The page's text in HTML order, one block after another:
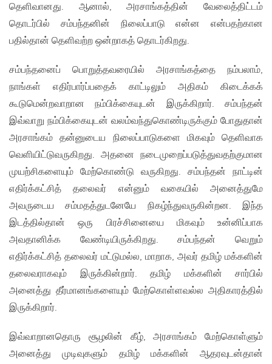
தெளிவானது. ஆனால், அரசாங்கத்தின் வேலைத்திட்டம்
தொடர்பில் சம்பந்தனின் நிலைப்பாடு என்ன என்பதற்கான
பதில்தான் தெளிவற்ற ஒன்றாகத் தொடர்கிறது.
சம்பந்தனைப் பொறுத்தவரையில் அரசாங்கத்தை நம்பலாம்,
நாங்கள் எதிர்பார்ப்பதைக் காட்டிலும் அதிகம் கிடைக்கக்
கூடுமென்றவாறான நம்பிக்கையுடன் இருக்கிறார். சம்பந்தன்
இவ்வாறு நம்பிக்கையுடன் வலம்வந்துகொண்டிருக்கும் போதுதான்
அரசாங்கம் தன்னுடைய நிலைப்பாடுகளை மிகவும் தெளிவாக
வெளியிட்டுவருகிறது. அதனை நடைமுறைப்படுத்துவதற்குமான
முயற்சிகளையும் மேற்கொண்டு வருகிறது. சம்பந்தன் நாட்டின்
எதிர்க்கட்சித் தலைவர் என்னும் வகையில் அனைத்துமே
அவருடைய சம்மதத்துடனேயே நிகழ்ந்துவருகின்றன. இந்த
இடத்தில்தான் ஒரு பிரச்சினையை மிகவும் உன்னிப்பாக
அவதானிக்க வேண்டியிருக்கிறது. சம்பந்தன் வெறும்
எதிர்க்கட்சித் தலைவர் மட்டுமல்ல, மாறாக, அவர் தமிழ் மக்களின்
தலைவராகவும் இருக்கின்றார். தமிழ் மக்களின் சார்பில்
அனைத்து தீர்மானங்களையும் மேற்கொள்ளவல்ல அதிகாரத்தில்
இருக்கிறார்.
இவ்வாறானதொரு சூழலின் கீழ், அரசாங்கம் மேற்கொள்ளும்
அனைத்து முடிவுகளும் தமிழ் மக்களின் ஆதரவுடன்தான்